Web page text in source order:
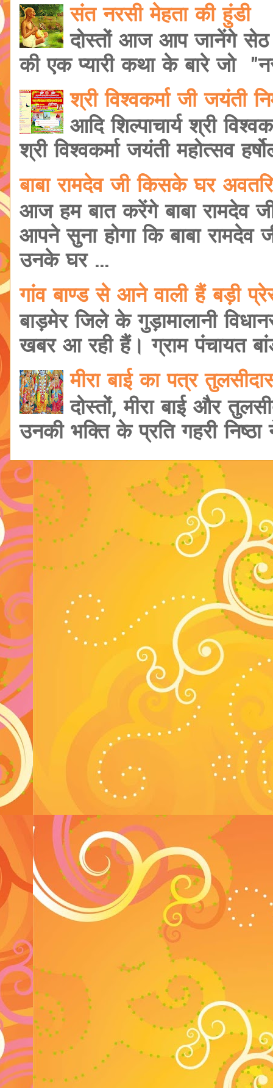
संत नरसी मेहता की हुंडी
दोस्तों आज आप जानेंगे सेठ
की एक प्यारी कथा के बारे जो
श्री विश्वकर्मा जी जयंती
आदि शिल्पाचार्य श्री
श्री विश्वकर्मा जयंती महोत्सव
बाबा रामदेव जी किसके घर
आज हम बात करेंगे बाबा
आपने सुना होगा कि बाबा
उनके घर ...
गांव बाण्ड से आने वाली हैं बड़ी
बाड़मेर जिले के गुड़ामालानी
खबर आ रही हैं। ग्राम पंचायत
मीरा बाई का पत्र
दोस्तों, मीरा बाई और
उनकी भक्ति के प्रति गहरी